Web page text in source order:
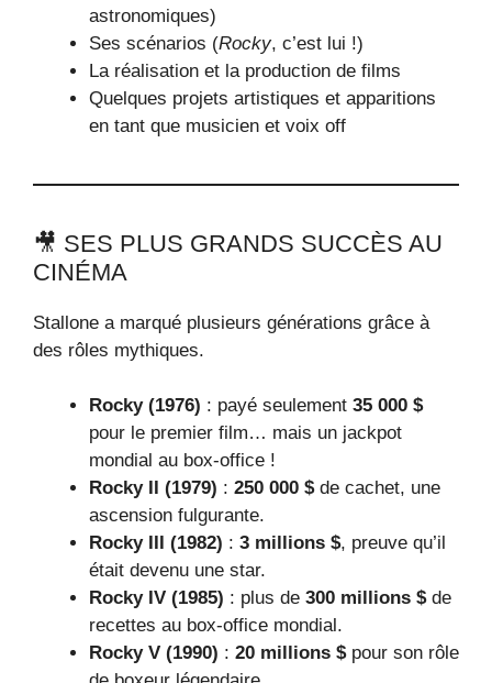
astronomiques)
Ses scénarios (Rocky, c’est lui !)
La réalisation et la production de films
Quelques projets artistiques et apparitions
en tant que musicien et voix off
🎥 SES PLUS GRANDS SUCCÈS AU
CINÉMA
Stallone a marqué plusieurs générations grâce à
des rôles mythiques.
Rocky (1976) : payé seulement 35 000 $
pour le premier film… mais un jackpot
mondial au box-office !
Rocky II (1979) : 250 000 $de cachet, une
ascension fulgurante.
Rocky III (1982) : 3 millions $, preuve qu’il
était devenu une star.
Rocky IV (1985) : plus de 300 millions $de
recettes au box-office mondial.
Rocky V (1990) : 20 millions $pour son rôle